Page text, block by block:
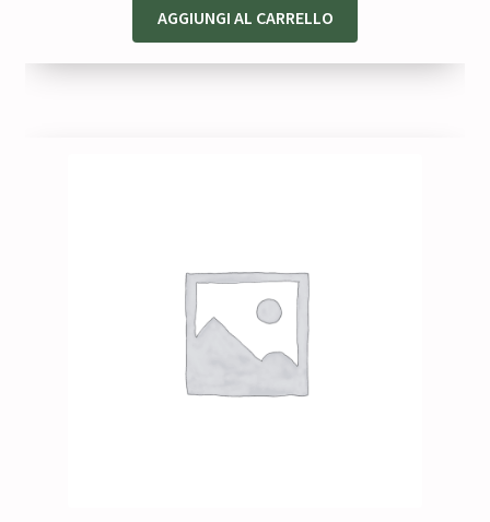
originale
era:
attuale
è:
AGGIUNGI AL CARRELLO